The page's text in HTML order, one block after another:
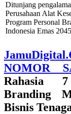
Ditunjang
Perusahaan Alat
Program Personal
Indonesia Emas
NOMOR
Rahasia 7
Branding
Bisnis